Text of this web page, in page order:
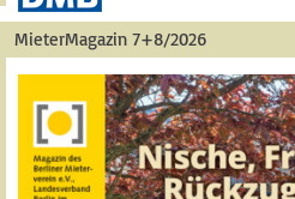
MieterMagazin 7+8/2026